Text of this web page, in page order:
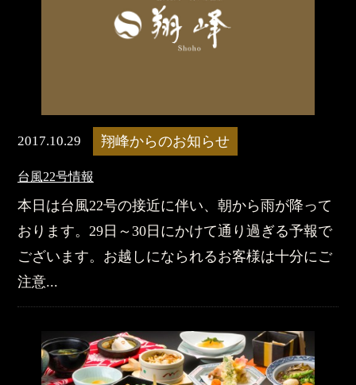
2017.10.29 翔峰からのお知らせ
台風22号情報
本日は台風22号の接近に伴い、朝から雨が降って
おります。29日～30日にかけて通り過ぎる予報で
ございます。お越しになられるお客様は十分にご
注意...